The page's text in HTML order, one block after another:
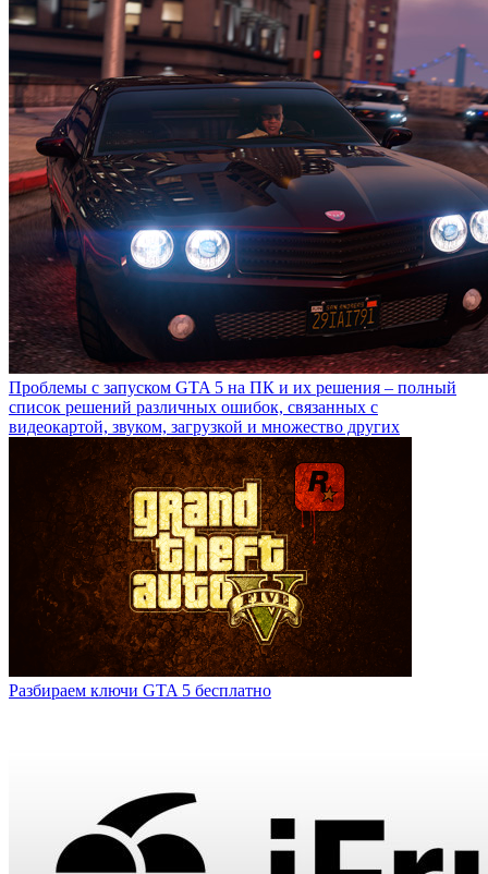
Проблемы с запуском GTA 5 на ПК и их решения – полный
список решений различных ошибок, связанных с
видеокартой, звуком, загрузкой и множество других
Разбираем ключи GTA 5 бесплатно